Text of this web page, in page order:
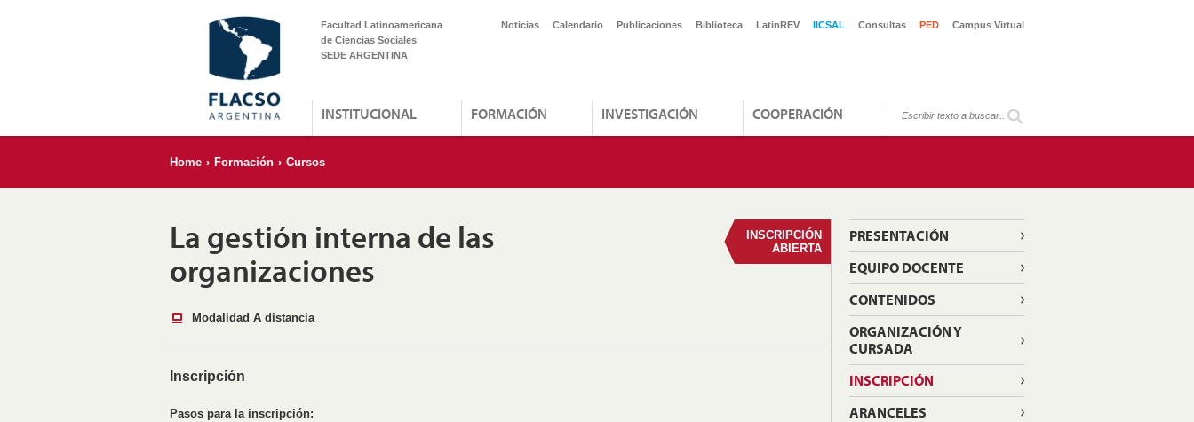
Facultad Latinoamericana
de Ciencias Sociales
SEDE ARGENTINA
Noticias Calendario Publicaciones Biblioteca LatinREV IICSAL Consultas PED Campus Virtual
INSTITUCIONAL FORMACIÓN INVESTIGACIÓN COOPERACIÓN
Home › Formación › Cursos
La gestión interna de las
organizaciones
INSCRIPCIÓN
ABIERTA
Modalidad A distancia
Inscripción
Pasos para la inscripción:
PRESENTACIÓN
EQUIPO DOCENTE
CONTENIDOS
ORGANIZACIÓN Y
CURSADA
INSCRIPCIÓN
ARANCELES